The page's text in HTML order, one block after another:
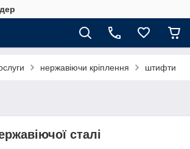
нержавіючи кріплення штифти
сталі